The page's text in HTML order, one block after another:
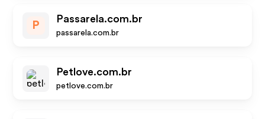
P
Passarela.com.br
passarela.com.br
Petlove.com.br
petlove.com.br